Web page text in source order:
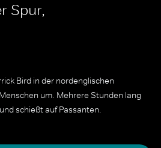
Spur,
Bird in der nordenglischen
um. Mehrere Stunden lang
schießt auf Passanten.